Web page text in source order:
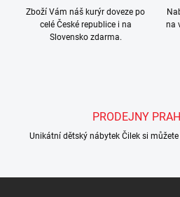
Zboží Vám náš kurýr doveze po
celé České republice i na
Slovensko zdarma.
na
PRODEJNY
Unikátní dětský nábytek Čilek si